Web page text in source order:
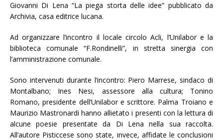
Giovanni Di Lena “La piega storta delle idee” pubblicato da
Archivia, casa editrice lucana.
Ad organizzare l’incontro il locale circolo Acli, l’Unilabor e la
biblioteca comunale “F.Rondinelli”, in stretta sinergia con
l’amministrazione comunale.
Sono intervenuti durante l’incontro: Piero Marrese, sindaco di
Montalbano; Ines Nesi, assessore alla cultura; Tonino
Romano, presidente dell’Unilabor e scrittore. Palma Troiano e
Maurizio Mastronardi hanno allietato i presenti con la lettura di
alcune poesie presentate da Di Lena nella sua raccolta.
All’autore Pisticcese sono state, invece, affidate le conclusioni